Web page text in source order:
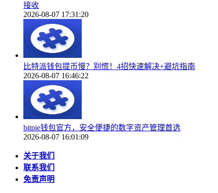
接收
2026-08-07 17:31:20
比特派钱包提币慢？别慌！4招快速解决+避坑指南
2026-08-07 16:46:22
bitpie钱包官方，安全便捷的数字资产管理首选
2026-08-07 16:01:09
关于我们
联系我们
免责声明